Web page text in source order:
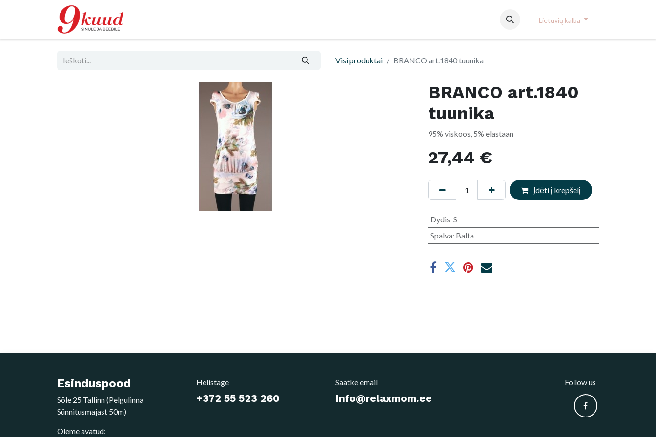
Lietuvių kalba
Visi produktai BRANCO art.1840 tuunika
BRANCO art.1840
tuunika
95% viskoos, 5% elastaan
27,44 €
Įdėti į krepšelį
Dydis: S
Spalva: Balta
Esinduspood
Sõle 25 Tallinn (Pelgulinna
Sünnitusmajast 50m)
Oleme avatud:
Helistage
+372 55 523 260
Saatke email
Info@relaxmom.ee
Follow us